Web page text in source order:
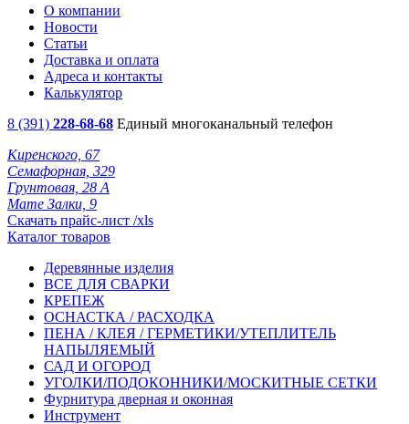
О компании
Новости
Статьи
Доставка и оплата
Адреса и контакты
Калькулятор
8 (391) 228-68-68 Единый многоканальный телефон
Киренского, 67
Семафорная, 329
Грунтовая, 28 А
Мате Залки, 9
Скачать прайс-лист /xls
Каталог товаров
Деревянные изделия
ВСЕ ДЛЯ СВАРКИ
КРЕПЕЖ
ОСНАСТКА / РАСХОДКА
ПЕНА / КЛЕЯ / ГЕРМЕТИКИ/УТЕПЛИТЕЛЬ
НАПЫЛЯЕМЫЙ
САД И ОГОРОД
УГОЛКИ/ПОДОКОННИКИ/МОСКИТНЫЕ СЕТКИ
Фурнитура дверная и оконная
Инструмент